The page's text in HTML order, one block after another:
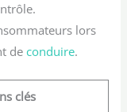
lors
deconduire.
clés